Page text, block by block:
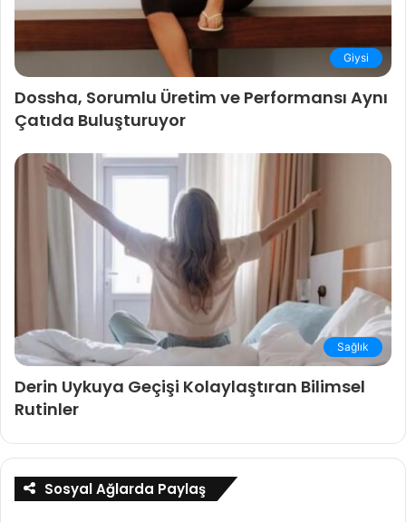
Giysi
Dossha, Sorumlu Üretim ve Performansı Aynı
Çatıda Buluşturuyor
Sağlık
Derin Uykuya Geçişi Kolaylaştıran Bilimsel
Rutinler
Sosyal Ağlarda Paylaş